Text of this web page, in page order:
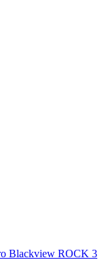
Blackview ROCK 3